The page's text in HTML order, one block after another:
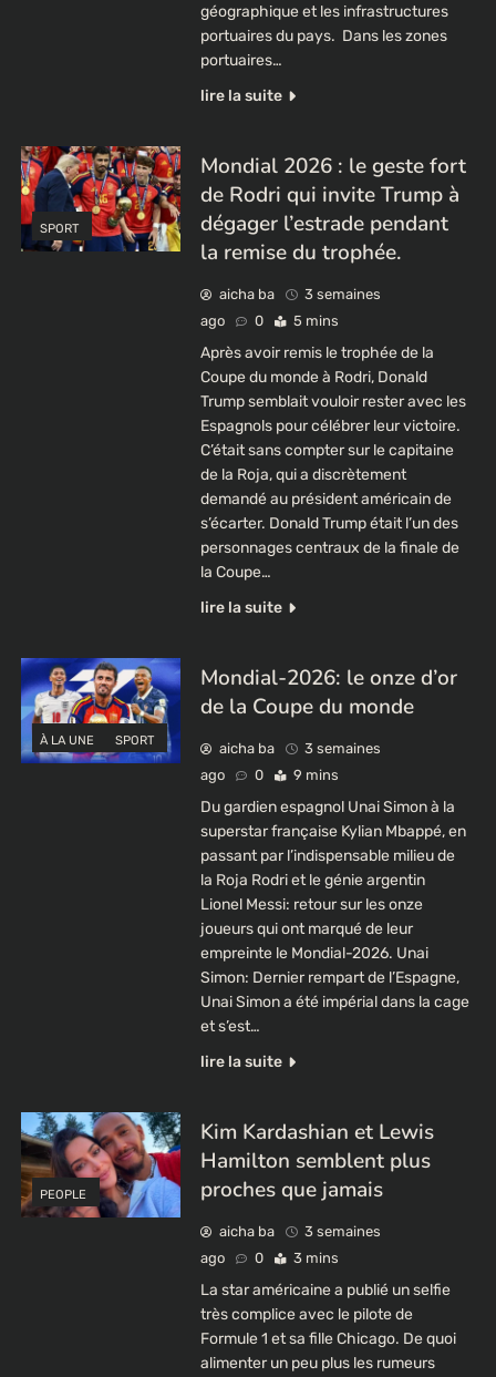
géographique et les infrastructures
portuaires du pays. ​ ​Dans les zones
portuaires…
lire la suite
SPORT
Mondial 2026 : le geste fort
de Rodri qui invite Trump à
dégager l’estrade pendant
la remise du trophée.
aicha ba
3 semaines
ago
0 5 mins
Après avoir remis le trophée de la
Coupe du monde à Rodri, Donald
Trump semblait vouloir rester avec les
Espagnols pour célébrer leur victoire.
C’était sans compter sur le capitaine
de la Roja, qui a discrètement
demandé au président américain de
s’écarter. Donald Trump était l’un des
personnages centraux de la finale de
la Coupe…
lire la suite
À LA UNE SPORT
Mondial-2026: le onze d’or
de la Coupe du monde
aicha ba
3 semaines
ago
0 9 mins
Du gardien espagnol Unai Simon à la
superstar française Kylian Mbappé, en
passant par l’indispensable milieu de
la Roja Rodri et le génie argentin
Lionel Messi: retour sur les onze
joueurs qui ont marqué de leur
empreinte le Mondial-2026. Unai
Simon: Dernier rempart de l’Espagne,
Unai Simon a été impérial dans la cage
et s’est…
lire la suite
PEOPLE
Kim Kardashian et Lewis
Hamilton semblent plus
proches que jamais
aicha ba
3 semaines
ago
0 3 mins
La star américaine a publié un selfie
très complice avec le pilote de
Formule 1 et sa fille Chicago. De quoi
alimenter un peu plus les rumeurs